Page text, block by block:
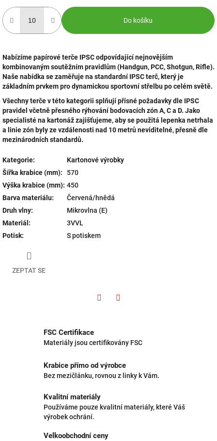
Do košíku
Nabízíme papírové terče IPSC odpovídající nejnovějším
kombinovaným soutěžním pravidlům (Handgun, PCC, Shotgun, Rifle).
Naše nabídka se zaměřuje na standardní IPSC terč, který je
základním prvkem pro dynamickou sportovní střelbu po celém světě.
Všechny terče v této kategorii splňují přísné požadavky dle IPSC
pravidel včetně přesného rýhování bodovacích zón A, C a D. Jako
specialisté na kartonáž zajišťujeme, aby se použitá lepenka netrhala
a linie zón byly ze vzdálenosti nad 10 metrů neviditelné, přesně dle
mezinárodních standardů.
Kategorie:
Kartonové výrobky
Šířka krabice (mm):
570
Výška krabice (mm): 450
Barva materiálu:
Červená/hnědá
Druh vlny:
Mikrovlna (E)
Materiál :
3VVL
Potisk: S potiskem
ZEPTAT SE
FSC Certifikace
Materiály jsou certifikovány FSC
Krabice přímo od výrobce
Bez mezičlánku, rovnou z linky k Vám.
Kvalitní materiály
Používáme pouze kvalitní materiály, které Váš
výrobek ochrání.
Velkoobchodní ceny